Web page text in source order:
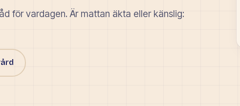
för vardagen. Är mattan äkta eller känslig: